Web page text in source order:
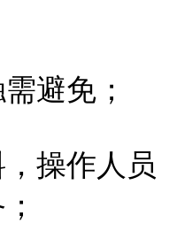
避免；
操作人员